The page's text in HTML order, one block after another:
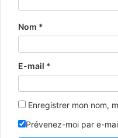
Nom *
E-mail *
Enregistrer mon nom,
Prévenez-moi par e-